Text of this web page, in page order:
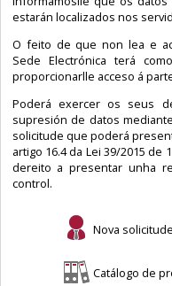
estarán localizados nos
O feito de que non lea e
Sede Electrónica terá
proporcionarlle acceso á
Poderá exercer os seus
supresión de datos
solicitude que poderá
artigo 16.4 da Lei 39/2015
dereito a presentar unha
control.
Nova
Catálogo de